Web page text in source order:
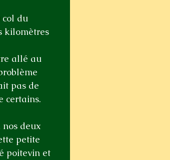
col du
kilomètres
allé au
pas de
certains.
deux
petite
poitevin et